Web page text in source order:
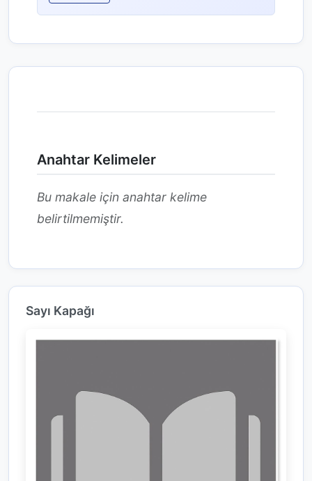
Anahtar Kelimeler
Bu makale için anahtar kelime
belirtilmemiştir.
Sayı Kapağı